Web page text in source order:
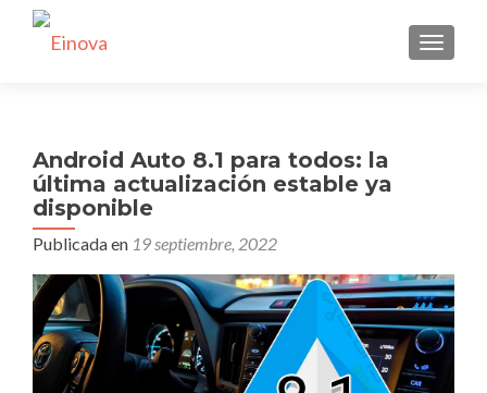
Android Auto 8.1 para todos: la
última actualización estable ya
disponible
Publicada en 19 septiembre, 2022